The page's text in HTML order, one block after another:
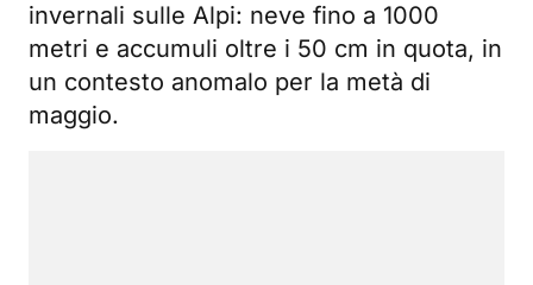
invernali sulle Alpi: neve fino a 1000
metri e accumuli oltre i 50 cm in quota, in
un contesto anomalo per la metà di
maggio.